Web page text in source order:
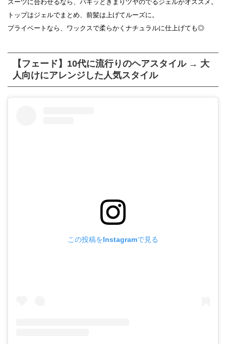
スーツに合わせるなら、パキッときまりツヤのでるジェルがオススメ。
トップはジェルでまとめ、前髪は上げてルーズに。
プライベートなら、ワックスで柔らかくナチュラルに仕上げても◎
【フェード】10代に流行りのヘアスタイル → 大
人向けにアレンジした人気スタイル
この投稿をInstagramで見る